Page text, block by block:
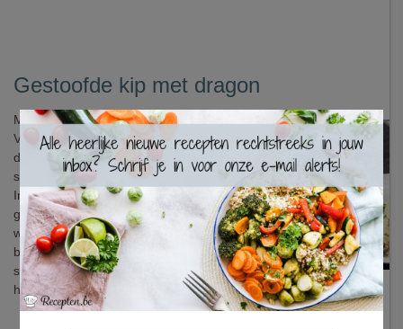
Gestoofde kip met dragon
Met kippenboutjes kan je alle kanten op.
Vooral in stoofpotjes blinken ze uit,
dankzij het botje blijft het vlees goed
samen en is extra smaak gegarandeerd.
In dit Bourgondisch recept worden ze
gecombineerd met lekkere, eerder
winterse, ingrediënten zoals aardpeer,
boerenkool en champignons. Het romige
sausje met dragon maakt dit gerecht tot
het perfecte zondagsmaal.
×